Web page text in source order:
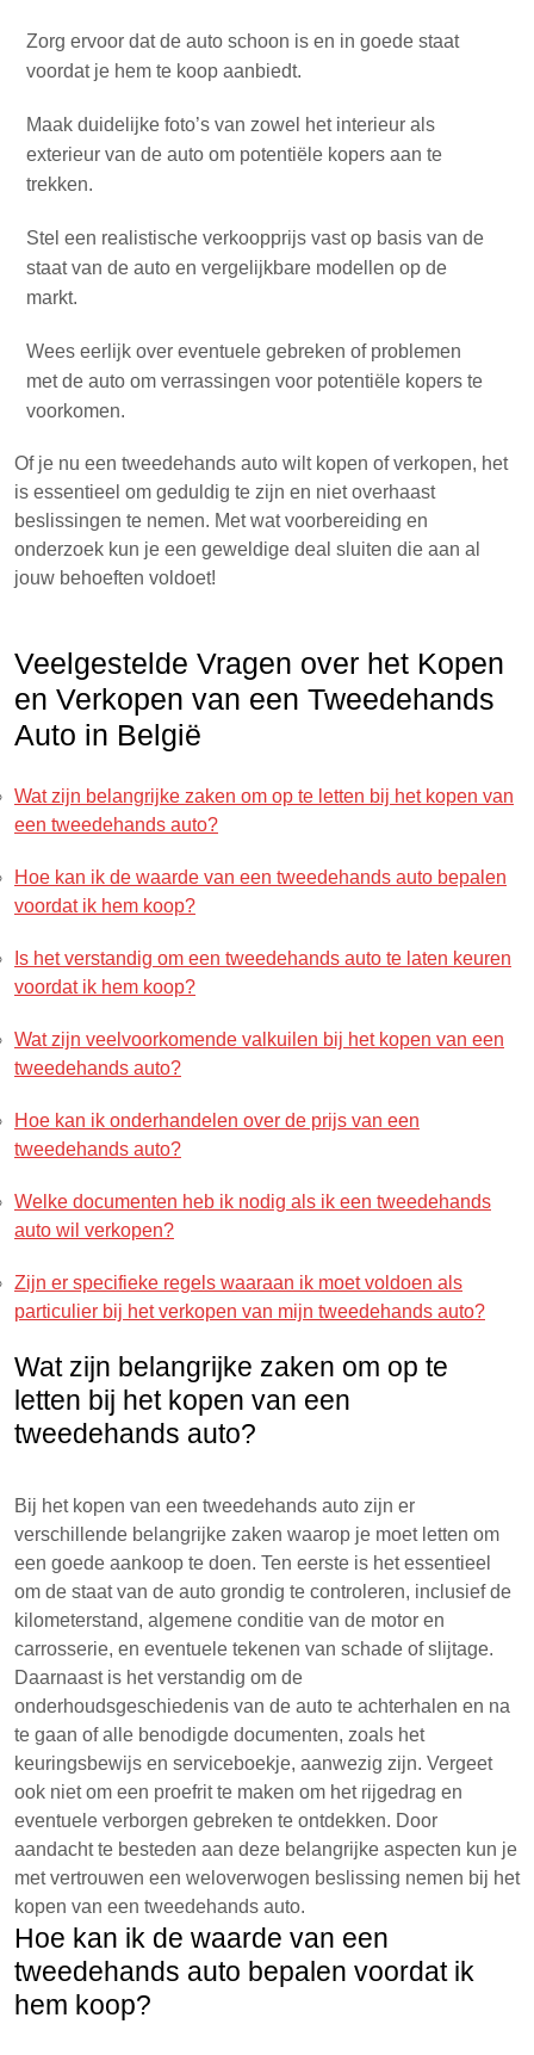
Zorg ervoor dat de auto schoon is en in goede staat
voordat je hem te koop aanbiedt.
Maak duidelijke foto’s van zowel het interieur als
exterieur van de auto om potentiële kopers aan te
trekken.
Stel een realistische verkoopprijs vast op basis van de
staat van de auto en vergelijkbare modellen op de
markt.
Wees eerlijk over eventuele gebreken of problemen
met de auto om verrassingen voor potentiële kopers te
voorkomen.
Of je nu een tweedehands auto wilt kopen of verkopen, het
is essentieel om geduldig te zijn en niet overhaast
beslissingen te nemen. Met wat voorbereiding en
onderzoek kun je een geweldige deal sluiten die aan al
jouw behoeften voldoet!
Veelgestelde Vragen over het Kopen
en Verkopen van een Tweedehands
Auto in België
Wat zijn belangrijke zaken om op te letten bij het kopen van
een tweedehands auto?
Hoe kan ik de waarde van een tweedehands auto bepalen
voordat ik hem koop?
Is het verstandig om een tweedehands auto te laten keuren
voordat ik hem koop?
Wat zijn veelvoorkomende valkuilen bij het kopen van een
tweedehands auto?
Hoe kan ik onderhandelen over de prijs van een
tweedehands auto?
Welke documenten heb ik nodig als ik een tweedehands
auto wil verkopen?
Zijn er specifieke regels waaraan ik moet voldoen als
particulier bij het verkopen van mijn tweedehands auto?
Wat zijn belangrijke zaken om op te
letten bij het kopen van een
tweedehands auto?
Bij het kopen van een tweedehands auto zijn er
verschillende belangrijke zaken waarop je moet letten om
een goede aankoop te doen. Ten eerste is het essentieel
om de staat van de auto grondig te controleren, inclusief de
kilometerstand, algemene conditie van de motor en
carrosserie, en eventuele tekenen van schade of slijtage.
Daarnaast is het verstandig om de
onderhoudsgeschiedenis van de auto te achterhalen en na
te gaan of alle benodigde documenten, zoals het
keuringsbewijs en serviceboekje, aanwezig zijn. Vergeet
ook niet om een proefrit te maken om het rijgedrag en
eventuele verborgen gebreken te ontdekken. Door
aandacht te besteden aan deze belangrijke aspecten kun je
met vertrouwen een weloverwogen beslissing nemen bij het
kopen van een tweedehands auto.
Hoe kan ik de waarde van een
tweedehands auto bepalen voordat ik
hem koop?